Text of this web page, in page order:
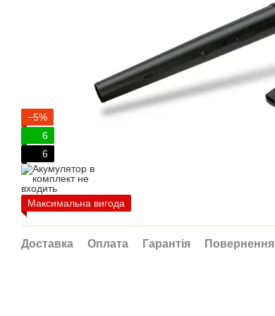
−5%
6
6
Максимальна вигода
Доставка Оплата Гарантія Повернення